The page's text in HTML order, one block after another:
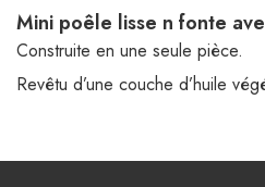
Mini poêle lisse n fonte
Construite en une seule pièce.
Revêtu d’une couche d’huile